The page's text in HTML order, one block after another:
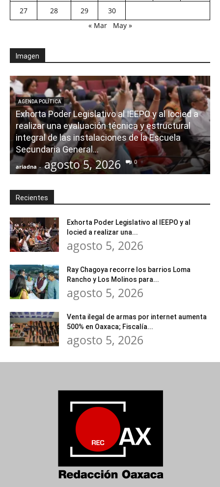
27
28 29
30
« Mar
May »
Imagen
AGENDA POLÍTICA
Exhorta Poder Legislativo al IEEPO y al Iocied a
realizar una evaluación técnica y estructural
integral de las instalaciones de la Escuela
Secundaria General...
ariadna - agosto 5, 2026 0
Recientes
Exhorta Poder Legislativo al IEEPO y al
Iocied a realizar una...
agosto 5, 2026
Ray Chagoya recorre los barrios Loma
Rancho y Los Molinos para...
agosto 5, 2026
Venta ilegal de armas por internet aumenta
500% en Oaxaca; Fiscalía...
agosto 5, 2026